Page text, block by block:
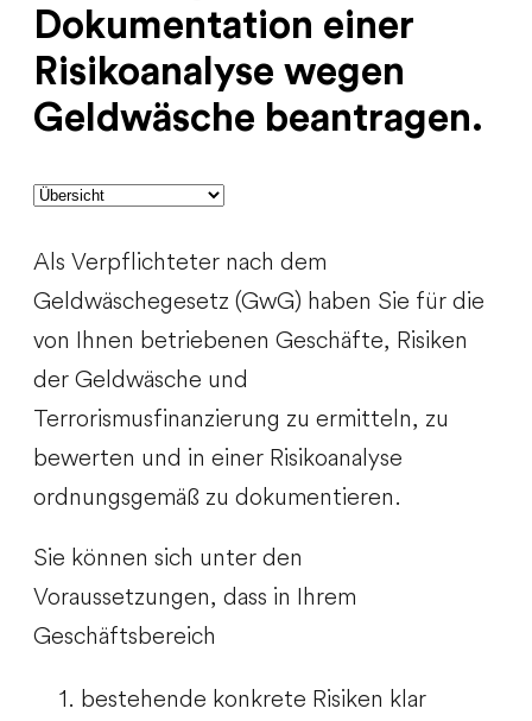
Dokumentation einer
Risikoanalyse wegen
Geldwäsche beantragen.
Als Verpflichteter nach dem
Geldwäschegesetz (GwG) haben Sie für die
von Ihnen betriebenen Geschäfte, Risiken
der Geldwäsche und
Terrorismusfinanzierung zu ermitteln, zu
bewerten und in einer Risikoanalyse
ordnungsgemäß zu dokumentieren.
Sie können sich unter den
Voraussetzungen, dass in Ihrem
Geschäftsbereich
bestehende konkrete Risiken klar